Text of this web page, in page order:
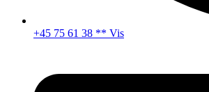
+45 75 61 38 ** Vis